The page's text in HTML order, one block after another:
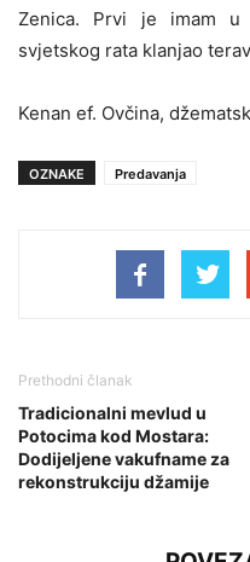
Zenica. Prvi je imam
svjetskog rata klanjao
Kenan ef. Ovčina,
OZNAKE Predavanja
Prethodni članak
Tradicionalni mevlud u
Potocima kod Mostara:
Dodijeljene vakufname za
rekonstrukciju džamije